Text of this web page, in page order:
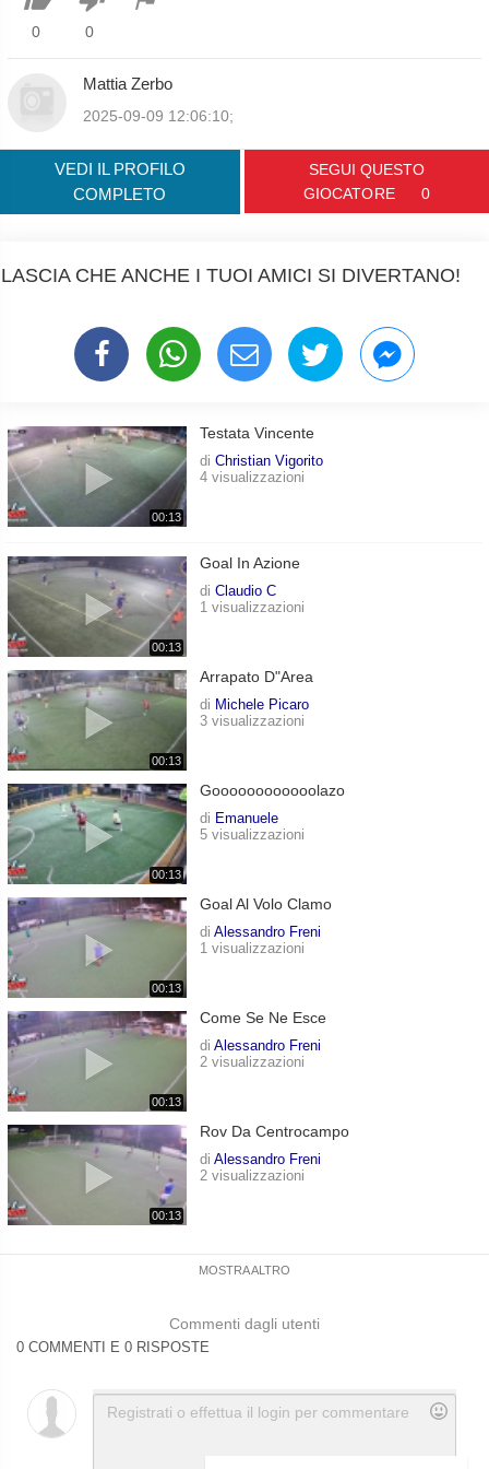
0 0
Mattia Zerbo
2025-09-09 12:06:10;
VEDI IL PROFILO
COMPLETO
SEGUI QUESTO
GIOCATORE
0
LASCIA CHE ANCHE I TUOI AMICI SI DIVERTANO!
00:13
Testata Vincente
di Christian Vigorito
4 visualizzazioni
00:13
Goal In Azione
di Claudio C
1 visualizzazioni
00:13
Arrapato D"area
di Michele Picaro
3 visualizzazioni
00:13
Goooooooooooolazo
di Emanuele
5 visualizzazioni
00:13
Goal Al Volo Clamo
di Alessandro Freni
1 visualizzazioni
00:13
Come Se Ne Esce
di Alessandro Freni
2 visualizzazioni
00:13
Rov Da Centrocampo
di Alessandro Freni
2 visualizzazioni
MOSTRA ALTRO
Commenti dagli utenti
0 COMMENTI E 0 RISPOSTE